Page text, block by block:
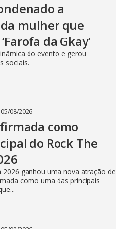
a
mulher que
da Gkay’
do evento e gerou
sociais.
05/08/2026
como
do Rock The
2026 ganhou uma nova atração de
como uma das principais